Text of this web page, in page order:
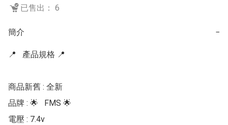
已售出： 6
簡介 −
📍   產品規格 📍
商品新舊 : 全新
品牌 : 🌟   FMS 🌟
電壓 : 7.4v